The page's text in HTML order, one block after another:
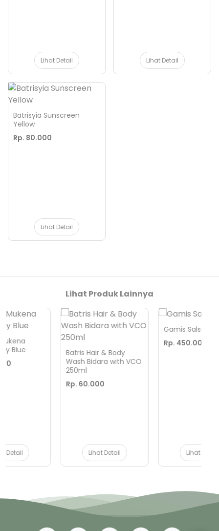
Lihat Detail Lihat Detail
Batrisyia Sunscreen
Yellow
Rp. 80.000
Lihat Detail
Lihat Produk Lainnya
Batris Hair & Body
Wash Bidara with VCO
Gamis Salsabila